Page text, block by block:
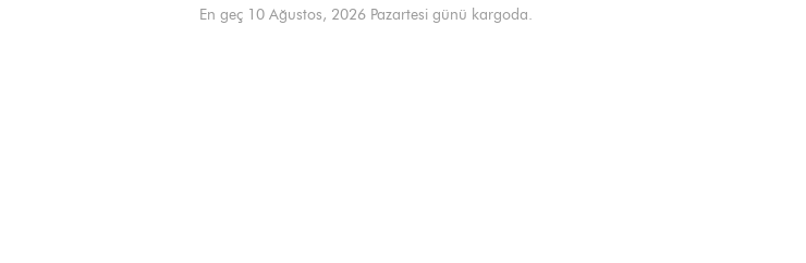
En geç 10 Ağustos, 2026 Pazartesi günü kargoda.